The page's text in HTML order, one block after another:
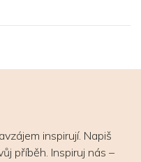
inspirují. Napiš
příběh. Inspiruj nás –